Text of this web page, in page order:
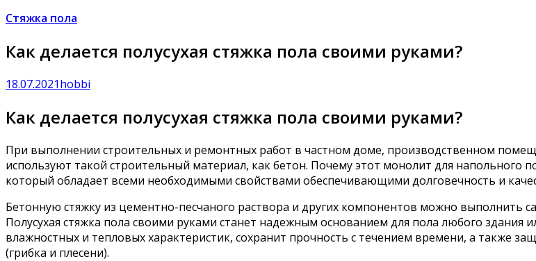
Стяжка пола
Как делается полусухая стяжка пола своими руками?
18.07.2021hobbi
Как делается полусухая стяжка пола своими руками?
При выполнении строительных и ремонтных работ в частном доме, производственном
используют такой строительный материал, как бетон. Почему этот монолит для напольного
который обладает всеми необходимыми свойствами обеспечивающими долговечность и
Бетонную стяжку из цементно-песчаного раствора и других компонентов можно выполнить
Полусухая стяжка пола своими руками станет надежным основанием для пола любого здания
влажностных и тепловых характеристик, сохранит прочность с течением времени, а также
(грибка и плесени).